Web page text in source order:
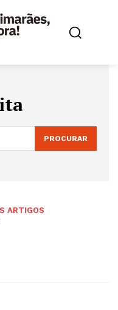
PROCURAR
ARTIGOS